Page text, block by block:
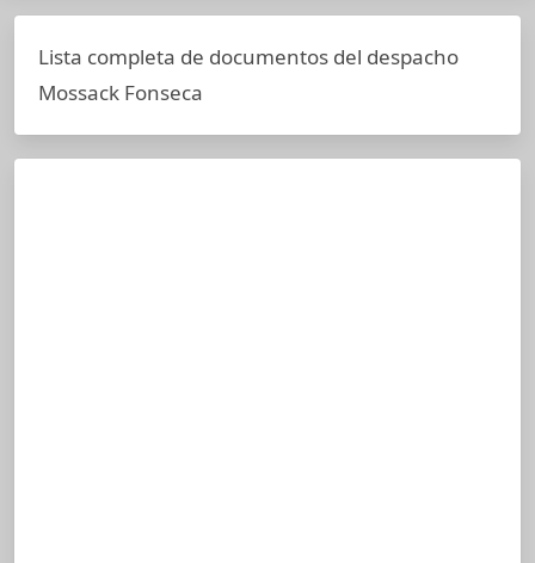
Lista completa de documentos del despacho
Mossack Fonseca